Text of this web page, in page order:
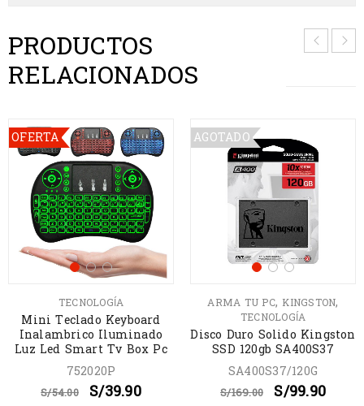
PRODUCTOS
RELACIONADOS
OFERTA
TECNOLOGÍA
Mini Teclado Keyboard
Inalambrico Iluminado
Luz Led Smart Tv Box Pc
752020P
S/54.00 S/39.90
AGOTADO
ARMA TU PC, KINGSTON,
TECNOLOGÍA
Disco Duro Solido Kingston
SSD 120gb SA400S37
SA400S37/120G
S/169.00 S/99.90